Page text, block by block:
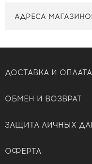
АДРЕСА
ДОСТАВКА И ОПЛАТА
ОБМЕН И ВОЗВРАТ
ЗАЩИТА ЛИЧНЫХ
ОФЕРТА